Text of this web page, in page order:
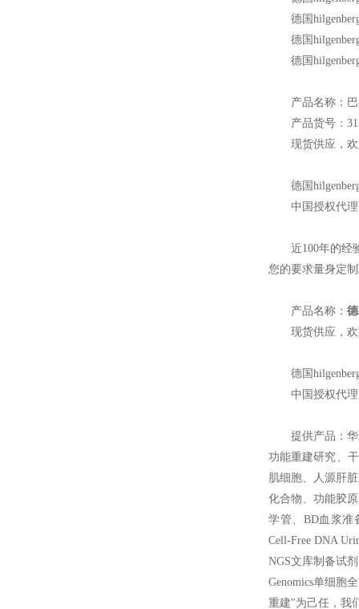
德国
德国
德国
产品名称：
产品货号：
现货供应，
德国
中国授权代
近100年的经
您的要求量身定
产品名称：
现货供应，
德国
中国授权代
提供产品：
功能重建研究、
肌细胞、人源肝
化合物、功能胶
学管、BD血浆准
Cell-Free DNA
NGS文库制备试
Genomics单细胞
重建"为己任，我